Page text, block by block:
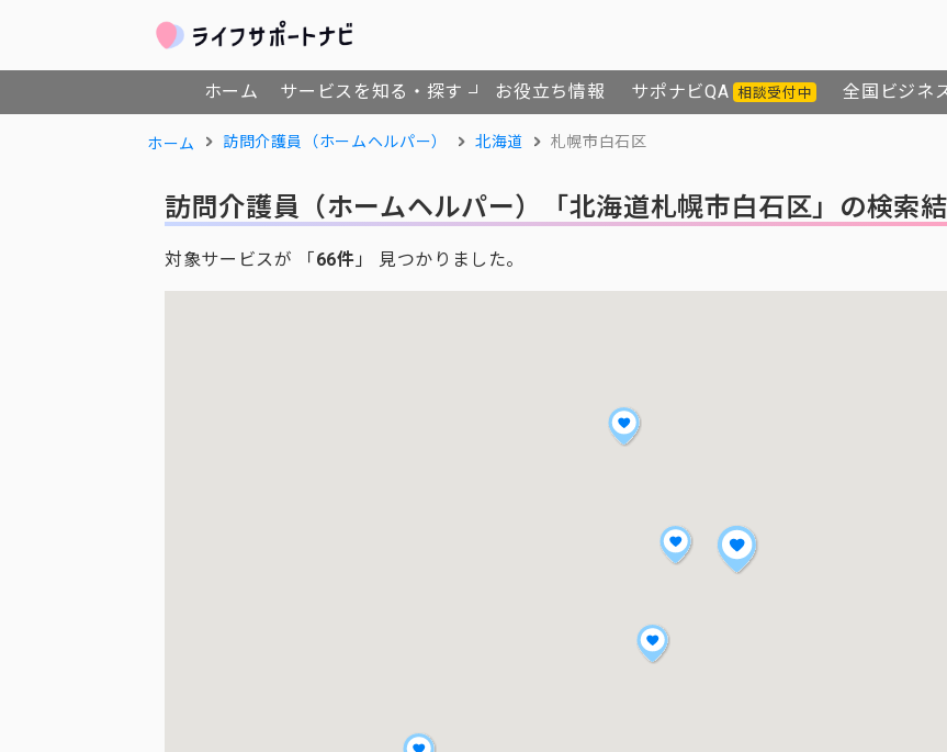
ホーム サービスを知る・探す お役立ち情報 サポナビQA 相談受付中 全国ビジネ
ホーム 訪問介護員（ホームヘルパー） 北海道 札幌市白石区
訪問介護員（ホームヘルパー） 「北海道札幌市白石区」の検索
対象サービスが 「66件 」 見つかりました。